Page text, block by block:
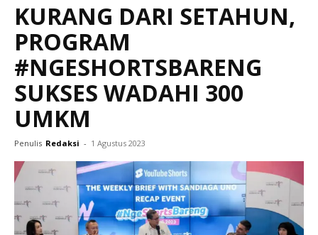
KURANG DARI SETAHUN,
PROGRAM
#NGESHORTSBARENG
SUKSES WADAHI 300
UMKM
Penulis Redaksi - 1 Agustus 2023